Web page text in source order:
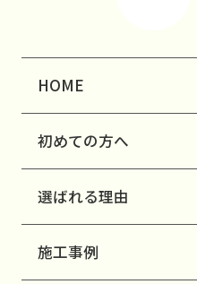
HOME
初めての方へ
選ばれる理由
施工事例